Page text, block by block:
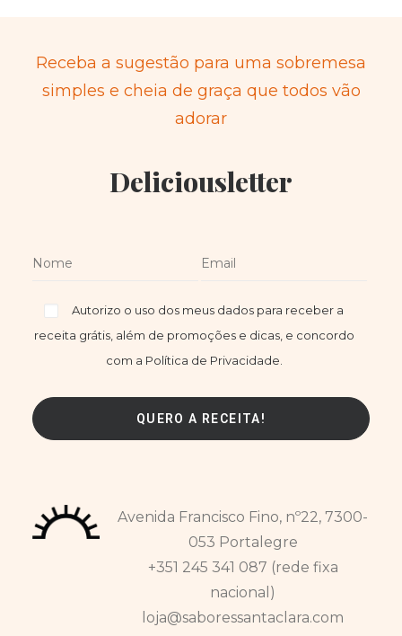
Receba a sugestão para uma sobremesa
simples e cheia de graça que todos vão
adorar
Deliciousletter
Autorizo o uso dos meus dados para receber a
receita grátis, além de promoções e dicas, e concordo
com a Política de Privacidade.
Avenida Francisco Fino, nº22, 7300-
053 Portalegre
+351 245 341 087 (rede fixa
nacional)
loja@saboressantaclara.com